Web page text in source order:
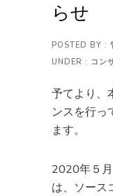
らせ
POSTED BY :
UNDER : コン
予てより、
ンスを行っ
ます。
2020年５
は、ソース